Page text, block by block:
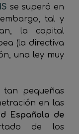
se superó en
tal y
la capital
(la directiva
una ley muy
tan pequeñas
en las
Española de
de los